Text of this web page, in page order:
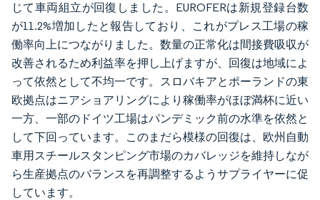
じて車両組立が回復しました。EUROFERは新規登録台数
が11.2%増加したと報告しており、これがプレス工場の稼
働率向上につながりました。数量の正常化は間接費吸収が
改善されるため利益率を押し上げますが、回復は地域によ
って依然として不均一です。スロバキアとポーランドの東
欧拠点はニアショアリングにより稼働率がほぼ満杯に近い
一方、一部のドイツ工場はパンデミック前の水準を依然と
して下回っています。このまだら模様の回復は、欧州自動
車用スチールスタンピング市場のカバレッジを維持しなが
ら生産拠点のバランスを再調整するようサプライヤーに促
しています。